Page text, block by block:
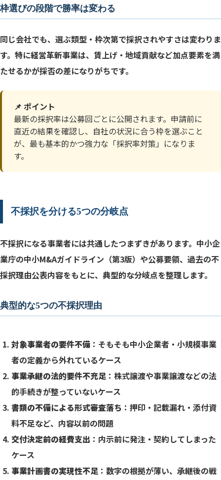
枠選びの段階で勝率は変わる
同じ会社でも、選ぶ類型・枠次第で採択されやすさは変わりま
す。特に経営革新事業は、賃上げ・地域貢献など加点要素を満
たせるかが採否の差になりがちです。
📌 ポイント
最新の採択率は公募回ごとに公開されます。申請前に
直近の結果を確認し、自社の状況に合う枠を選ぶこと
が、最も基本的かつ強力な「採択率対策」になりま
す。
不採択を分ける5つの分岐点
不採択になる事業者には共通したつまずきがあります。中小企
業庁の中小M&Aガイドライン（第3版）や公募要領、過去の不
採択理由公表内容をもとに、典型的な分岐点を整理します。
典型的な5つの不採択理由
対象事業者の要件不備 ：そもそも中小企業者・小規模事業
者の定義から外れているケース
事業承継の法的要件不充足 ：株式譲渡や事業譲渡などの法
的手続きが整っていないケース
書類の不備による形式審査落ち ：押印・記載漏れ・添付資
料不足など、内容以前の問題
交付決定前の経費支出 ：内示前に発注・契約してしまった
ケース
事業計画書の実現性不足 ：数字の根拠が薄い、承継後の戦